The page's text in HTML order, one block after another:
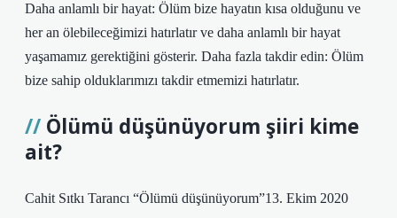
Daha anlamlı bir hayat: Ölüm bize hayatın kısa olduğunu ve
her an ölebileceğimizi hatırlatır ve daha anlamlı bir hayat
yaşamamız gerektiğini gösterir. Daha fazla takdir edin: Ölüm
bize sahip olduklarımızı takdir etmemizi hatırlatır.
Ölümü düşünüyorum şiiri kime
ait?
Cahit Sıtkı Tarancı “Ölümü düşünüyorum”13. Ekim 2020